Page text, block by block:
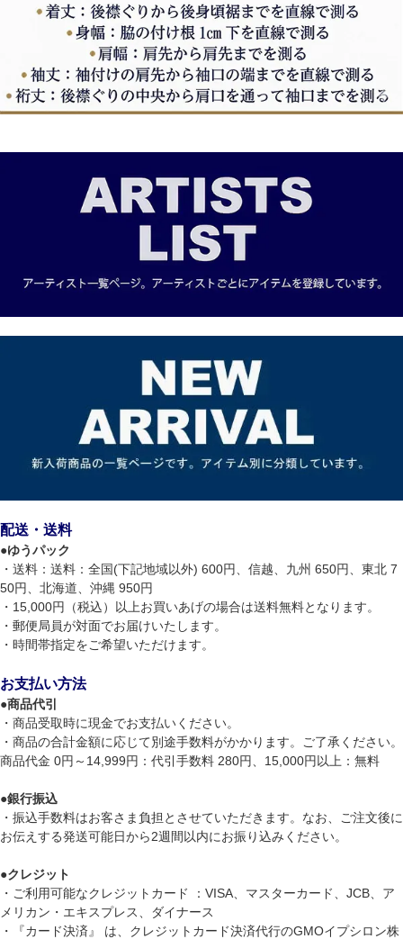
配送・送料
●ゆうパック
・送料：送料：全国(下記地域以外) 600円、信越、九州 650円、東北 7
50円、北海道、沖縄 950円
・15,000円（税込）以上お買いあげの場合は送料無料となります。
・郵便局員が対面でお届けいたします。
・時間帯指定をご希望いただけます。
お支払い方法
●商品代引
・商品受取時に現金でお支払いください。
・商品の合計金額に応じて別途手数料がかかります。ご了承ください。
商品代金 0円～14,999円：代引手数料 280円、15,000円以上：無料
●銀行振込
・振込手数料はお客さま負担とさせていただきます。なお、ご注文後に
お伝えする発送可能日から2週間以内にお振り込みください。
●クレジット
・ご利用可能なクレジットカード ：VISA、マスターカード、JCB、ア
メリカン・エキスプレス、ダイナース
・『カード決済』 は、クレジットカード決済代行のGMOイプシロン株